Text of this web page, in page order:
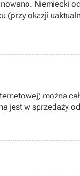
Niemiecki
(przy okazji
można
jest w sprzedaży